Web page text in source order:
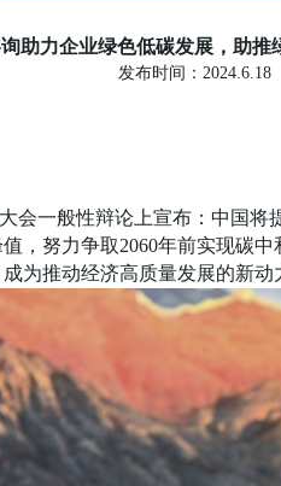
助力企业绿色低碳发展，助推
发布时间：2024.6.18
会一般性辩论上宣布： 中国将
，努力争取2060年前实现碳中
为推动经济高质量发展的新动